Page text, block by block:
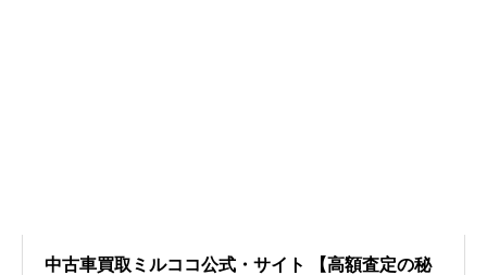
中古車買取ミルココ公式・サイト 【高額査定の秘